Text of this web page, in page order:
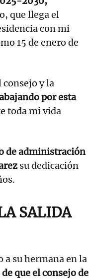
que llega el
con mi
15 de enero de
consejo y la
por esta
toda mi vida
de administración
su dedicación
SALIDA
a su hermana en la
que el consejo de